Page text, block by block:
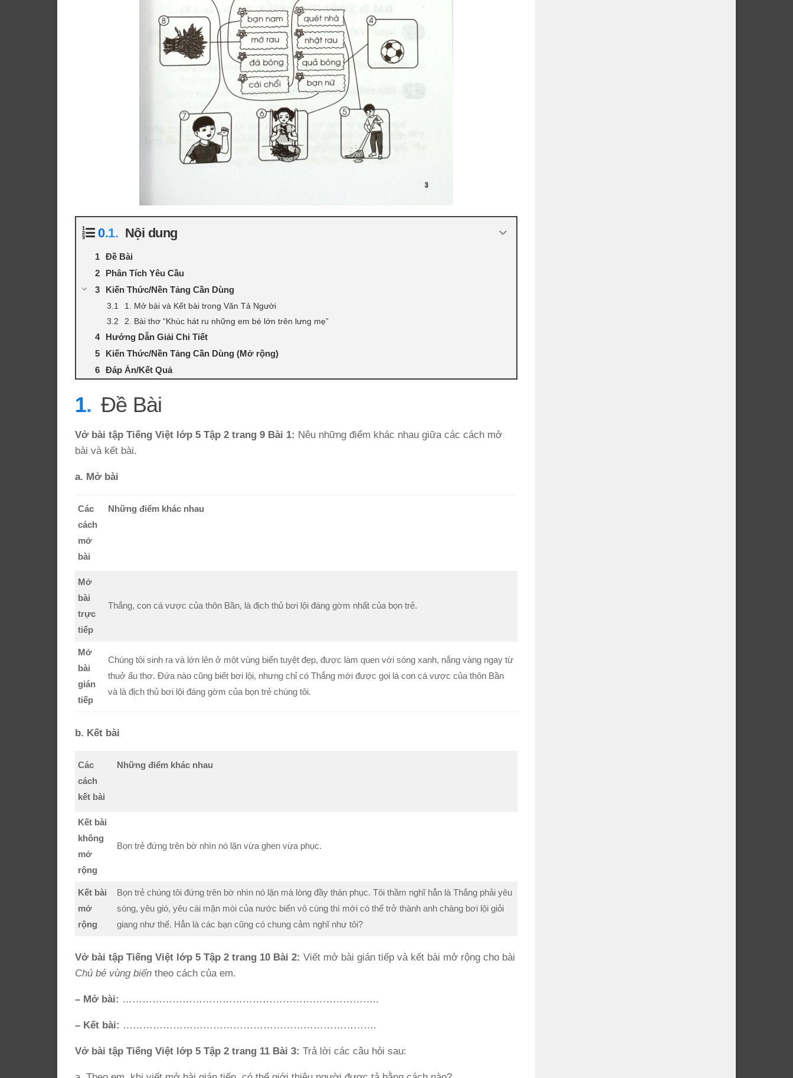
Nội dung
Đề Bài
Phân Tích Yêu Cầu
Kiến Thức/Nền Tảng Cần Dùng
1. Mở bài và Kết bài trong Văn Tả Người
2. Bài thơ “Khúc hát ru những em bé lớn trên lưng mẹ”
Hướng Dẫn Giải Chi Tiết
Kiến Thức/Nền Tảng Cần Dùng (Mở rộng)
Đáp Án/Kết Quả
Đề Bài
Vở bài tập Tiếng Việt lớp 5 Tập 2 trang 9 Bài 1: Nêu những điểm khác nhau giữa các cách mở
bài và kết bài.
a. Mở bài
Các
cách
mở
bài
Những điểm khác nhau
Mở
bài
trực
tiếp
Thắng, con cá vược của thôn Bần, là địch thủ bơi lội đáng gờm nhất của bọn trẻ.
Mở
bài
gián
tiếp
Chúng tôi sinh ra và lớn lên ở một vùng biển tuyệt đẹp, được làm quen với sóng xanh, nắng vàng ngay từ
thuở ấu thơ. Đứa nào cũng biết bơi lội, nhưng chỉ có Thắng mới được gọi là con cá vược của thôn Bần
và là địch thủ bơi lội đáng gờm của bọn trẻ chúng tôi.
b. Kết bài
Các
cách
kết bài
Những điểm khác nhau
Kết bài
không
mở
rộng
Bọn trẻ đứng trên bờ nhìn nó lặn vừa ghen vừa phục.
Kết bài
mở
rộng
Bọn trẻ chúng tôi đứng trên bờ nhìn nó lặn mà lòng đầy thán phục. Tôi thầm nghĩ hẳn là Thắng phải yêu
sóng, yêu gió, yêu cái mặn mòi của nước biển vô cùng thì mới có thể trở thành anh chàng bơi lội giỏi
giang như thế. Hẳn là các bạn cũng có chung cảm nghĩ như tôi?
Vở bài tập Tiếng Việt lớp 5 Tập 2 trang 10 Bài 2: Viết mở bài gián tiếp và kết bài mở rộng cho bài
Chú bé vùng biển theo cách của em.
– Mở bài: …………………………………………………………………..
– Kết bài: ………………………………………………………………….
Vở bài tập Tiếng Việt lớp 5 Tập 2 trang 11 Bài 3: Trả lời các câu hỏi sau: